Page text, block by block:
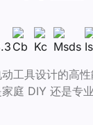
工具设计的高
庭 DIY 还是专